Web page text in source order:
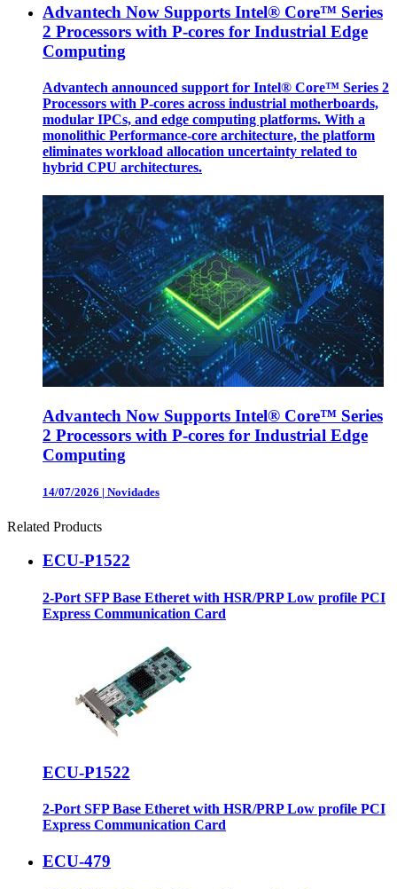
Advantech Now Supports Intel® Core™ Series
2 Processors with P-cores for Industrial Edge
Computing
Advantech announced support for Intel® Core™ Series 2
Processors with P-cores across industrial motherboards,
modular IPCs, and edge computing platforms. With a
monolithic Performance-core architecture, the platform
eliminates workload allocation uncertainty related to
hybrid CPU architectures.
Advantech Now Supports Intel® Core™ Series
2 Processors with P-cores for Industrial Edge
Computing
14/07/2026 | Novidades
Related Products
ECU-P1522
2-Port SFP Base Etheret with HSR/PRP Low profile PCI
Express Communication Card
ECU-P1522
2-Port SFP Base Etheret with HSR/PRP Low profile PCI
Express Communication Card
ECU-479